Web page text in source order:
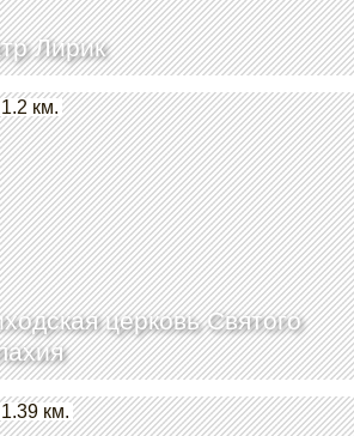
Лирик
церковь Святого
км.
км.